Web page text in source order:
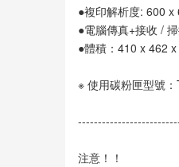
●複印解析度: 600 x
●電腦傳真+接收 /
●體積：410 x 462
※ 使用碳粉匣型號
注意！！